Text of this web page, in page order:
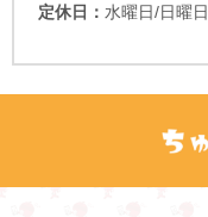
定休日： 水曜日/日曜日